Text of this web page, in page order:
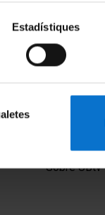
Estadístiques
Sobre UBtv